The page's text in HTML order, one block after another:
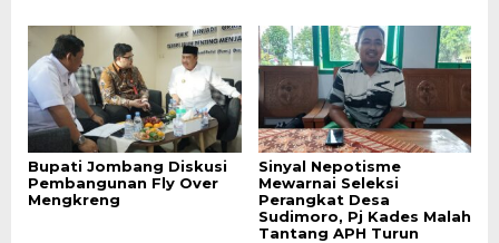
Bupati Jombang Diskusi
Pembangunan Fly Over
Mengkreng
Sinyal Nepotisme
Mewarnai Seleksi
Perangkat Desa
Sudimoro, Pj Kades Malah
Tantang APH Turun